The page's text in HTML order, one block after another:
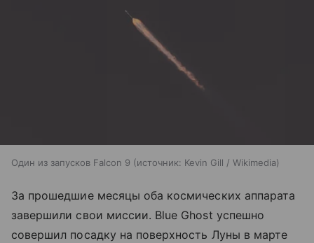
Один из запусков Falcon 9 источник: Kevin Gill / Wikimedia
За прошедшие месяцы оба космических аппарата
завершили свои миссии. Blue Ghost успешно
совершил посадку на поверхность Луны в марте